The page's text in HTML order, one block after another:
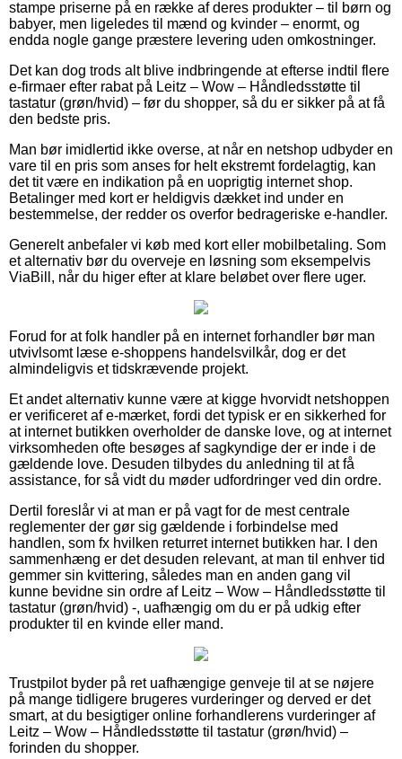
stampe priserne på en række af deres produkter – til børn og
babyer, men ligeledes til mænd og kvinder – enormt, og
endda nogle gange præstere levering uden omkostninger.
Det kan dog trods alt blive indbringende at efterse indtil flere
e-firmaer efter rabat på Leitz – Wow – Håndledsstøtte til
tastatur (grøn/hvid) – før du shopper, så du er sikker på at få
den bedste pris.
Man bør imidlertid ikke overse, at når en netshop udbyder en
vare til en pris som anses for helt ekstremt fordelagtig, kan
det tit være en indikation på en uoprigtig internet shop.
Betalinger med kort er heldigvis dækket ind under en
bestemmelse, der redder os overfor bedrageriske e-handler.
Generelt anbefaler vi køb med kort eller mobilbetaling. Som
et alternativ bør du overveje en løsning som eksempelvis
ViaBill, når du higer efter at klare beløbet over flere uger.
Forud for at folk handler på en internet forhandler bør man
utvivlsomt læse e-shoppens handelsvilkår, dog er det
almindeligvis et tidskrævende projekt.
Et andet alternativ kunne være at kigge hvorvidt netshoppen
er verificeret af e-mærket, fordi det typisk er en sikkerhed for
at internet butikken overholder de danske love, og at internet
virksomheden ofte besøges af sagkyndige der er inde i de
gældende love. Desuden tilbydes du anledning til at få
assistance, for så vidt du møder udfordringer ved din ordre.
Dertil foreslår vi at man er på vagt for de mest centrale
reglementer der gør sig gældende i forbindelse med
handlen, som fx hvilken returret internet butikken har. I den
sammenhæng er det desuden relevant, at man til enhver tid
gemmer sin kvittering, således man en anden gang vil
kunne bevidne sin ordre af Leitz – Wow – Håndledsstøtte til
tastatur (grøn/hvid) -, uafhængig om du er på udkig efter
produkter til en kvinde eller mand.
Trustpilot byder på ret uafhængige genveje til at se nøjere
på mange tidligere brugeres vurderinger og derved er det
smart, at du besigtiger online forhandlerens vurderinger af
Leitz – Wow – Håndledsstøtte til tastatur (grøn/hvid) –
forinden du shopper.